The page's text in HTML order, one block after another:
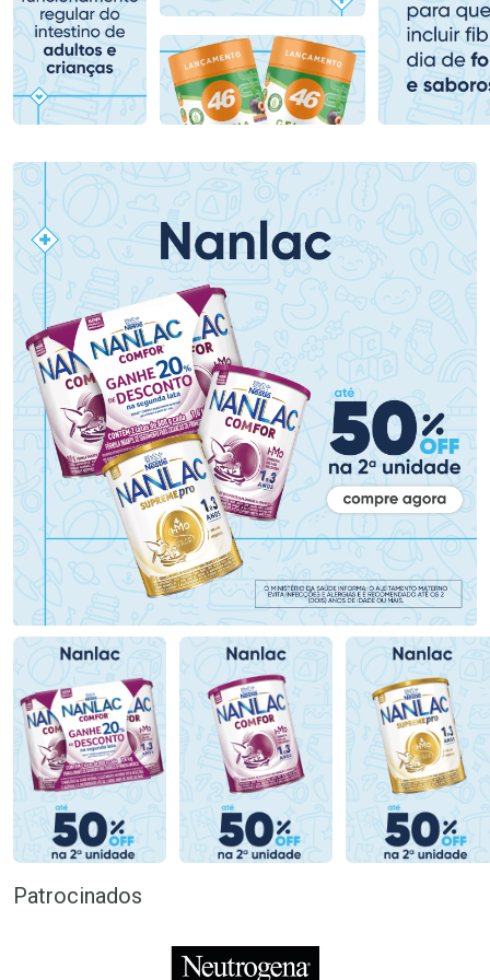
Comprar sem Desconto
Por R$ 79,19/cada
Comprar sem Desconto
Por R$ 79,19/cada
Comprar sem Desconto
Por R$ 49,99/cada
Comprar sem Desconto
Por R$ 49,99/cada
Patrocinados